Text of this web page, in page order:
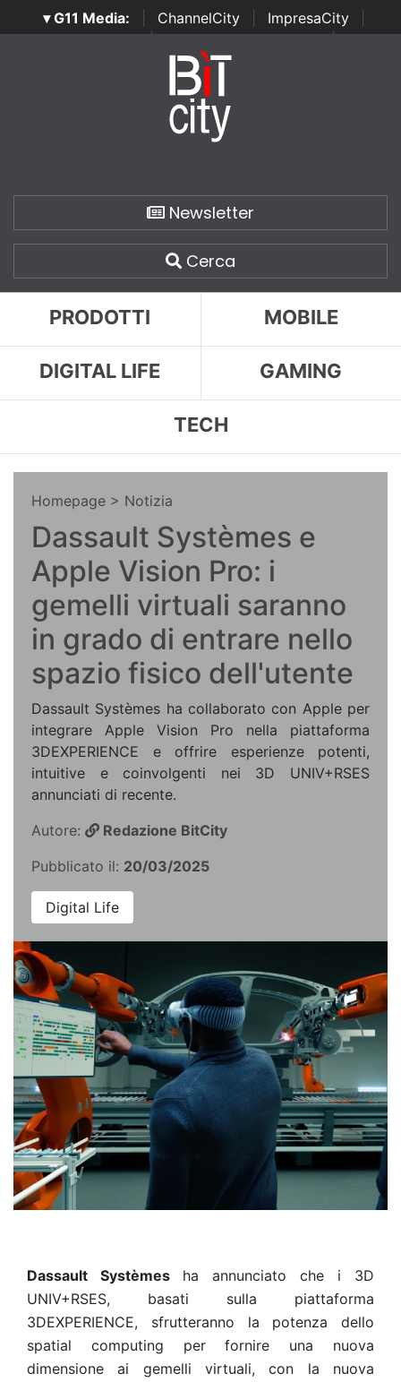
▾ G11 Media: ChannelCity ImpresaCity
SecurityOpenLab | Italian Channel Awards | Italian
Italian Security Awards
Newsletter
Cerca
PRODOTTI MOBILE
DIGITAL LIFE GAMING
TECH
Homepage > Notizia
Dassault Systèmes e
Apple Vision Pro: i
gemelli virtuali saranno
in grado di entrare nello
spazio fisico dell'utente
Dassault Systèmes ha collaborato con Apple per
integrare Apple Vision Pro nella piattaforma
3DEXPERIENCE e offrire esperienze potenti,
intuitive e coinvolgenti nei 3D UNIV+RSES
annunciati di recente.
Autore:
Redazione BitCity
Pubblicato il: 20/03/2025
Digital Life
Dassault Systèmes ha annunciato che i 3D
UNIV+RSES, basati sulla piattaforma
3DEXPERIENCE, sfrutteranno la potenza dello
spatial computing per fornire una nuova
dimensione ai gemelli virtuali, con la nuova